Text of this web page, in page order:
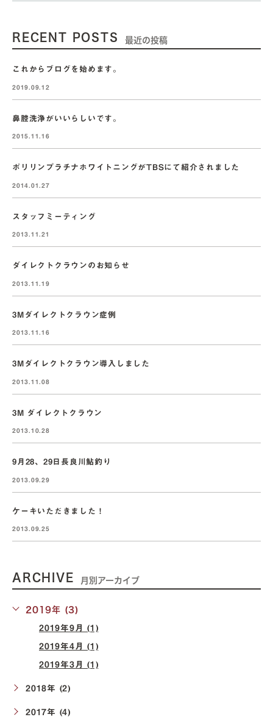
RECENT POSTS 最近の投稿
これからブログを始めます。
2019.09.12
鼻腔洗浄がいいらしいです。
2015.11.16
ポリリンプラチナホワイトニングがTBSにて紹介されました
2014.01.27
スタッフミーティング
2013.11.21
ダイレクトクラウンのお知らせ
2013.11.19
3Mダイレクトクラウン症例
2013.11.16
3Mダイレクトクラウン導入しました
2013.11.08
3M ダイレクトクラウン
2013.10.28
9月28、29日長良川鮎釣り
2013.09.29
ケーキいただきました！
2013.09.25
ARCHIVE 月別アーカイブ
2019年 (3)
2019年9月 (1)
2019年4月 (1)
2019年3月 (1)
2018年 (2)
2017年 (4)